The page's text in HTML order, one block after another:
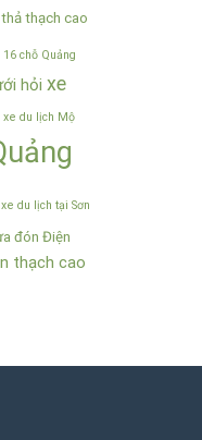
thạch cao
16 chỗ Quảng
hỏi xe
xe du lịch Mộ
xe du lịch tại Sơn
đón Điện
thạch cao